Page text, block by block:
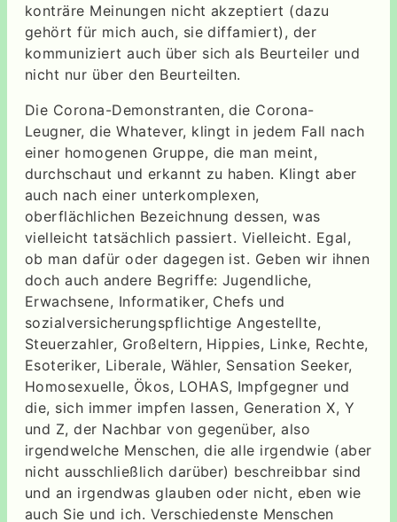
konträre Meinungen nicht akzeptiert (dazu
gehört für mich auch, sie diffamiert), der
kommuniziert auch über sich als Beurteiler und
nicht nur über den Beurteilten.
Die Corona-Demonstranten, die Corona-
Leugner, die Whatever, klingt in jedem Fall nach
einer homogenen Gruppe, die man meint,
durchschaut und erkannt zu haben. Klingt aber
auch nach einer unterkomplexen,
oberflächlichen Bezeichnung dessen, was
vielleicht tatsächlich passiert. Vielleicht. Egal,
ob man dafür oder dagegen ist. Geben wir ihnen
doch auch andere Begriffe: Jugendliche,
Erwachsene, Informatiker, Chefs und
sozialversicherungspflichtige Angestellte,
Steuerzahler, Großeltern, Hippies, Linke, Rechte,
Esoteriker, Liberale, Wähler, Sensation Seeker,
Homosexuelle, Ökos, LOHAS, Impfgegner und
die, sich immer impfen lassen, Generation X, Y
und Z, der Nachbar von gegenüber, also
irgendwelche Menschen, die alle irgendwie (aber
nicht ausschließlich darüber) beschreibbar sind
und an irgendwas glauben oder nicht, eben wie
auch Sie und ich. Verschiedenste Menschen